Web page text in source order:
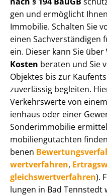
gen und ermöglicht
Immobilie. Schalten Sie
einen
ein. Dieser kann Sie über
Kosten beraten und Sie
Objektes bis zur
zuverlässig begleiten.
Verkehrswerte von
i­en­haus oder einer
Sonderimmobilie
mo­bi­li­en­gut­ach­ten
be­nen
wert­ver­fah­ren,
gleichs­wert­ver­fah­ren).
lun­gen in Bad